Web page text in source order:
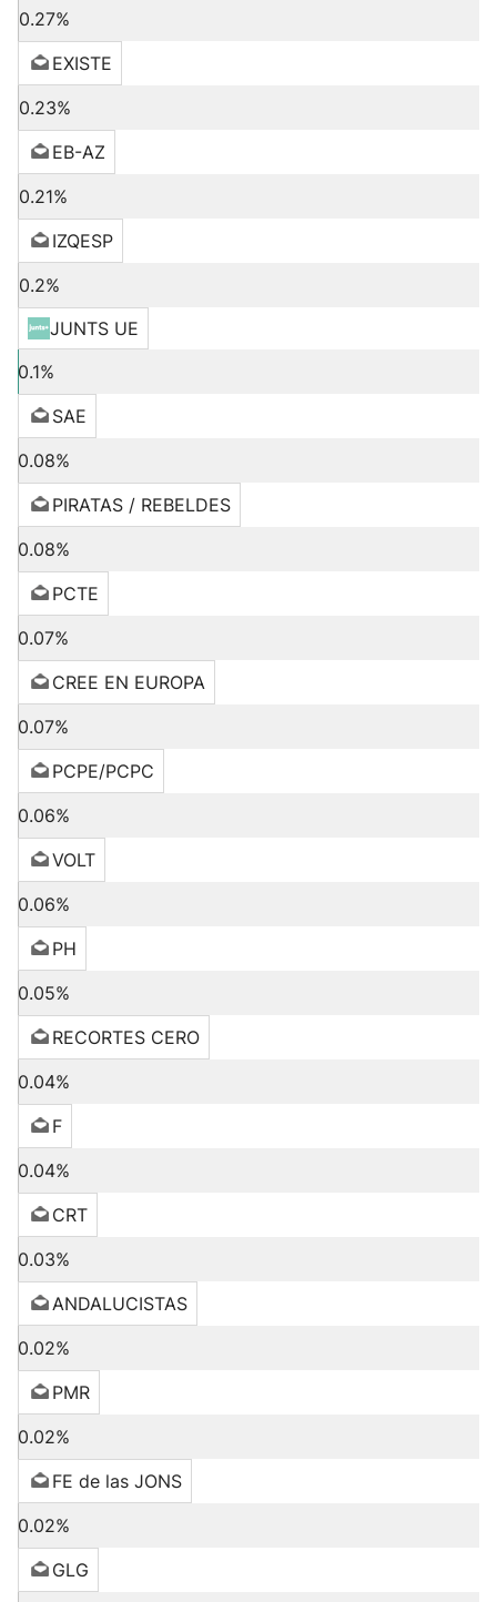
0.27%
EXISTE
0.23%
EB-AZ
0.21%
IZQESP
0.2%
JUNTS UE
0.1%
SAE
0.08%
PIRATAS / REBELDES
0.08%
PCTE
0.07%
CREE EN EUROPA
0.07%
PCPE/PCPC
0.06%
VOLT
0.06%
PH
0.05%
RECORTES CERO
0.04%
F
0.04%
CRT
0.03%
ANDALUCISTAS
0.02%
PMR
0.02%
FE de las JONS
0.02%
GLG